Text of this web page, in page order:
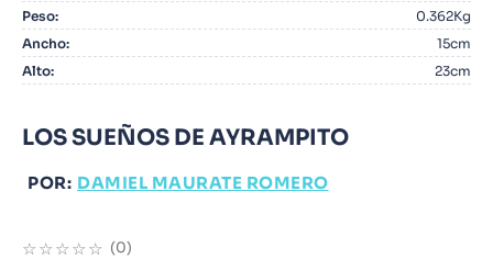
Peso:
0.362Kg
Ancho:
15cm
Alto: 23cm
LOS SUEÑOS DE AYRAMPITO
POR: DAMIEL MAURATE ROMERO
☆☆☆☆☆ (0)
5. Manga
6. Stephen King
7. Iliada
Noches Blancas